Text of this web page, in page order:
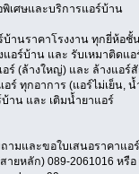
พิเศษและบริการแอร์บ้าน
านราคาโรงงาน ทุกยี่ห้อชั้
อร์บ้าน และ รับเหมาติดแอ
ร์ (ล้างใหญ่) และ ล้างแอร์
ร์ ทุกอาการ (แอร์ไม่เย็น, น้
าน และ เติมน้ำยาแอร์
ามและขอใบเสนอราคาแอ
ายหลัก) 089-2061016 หรือ